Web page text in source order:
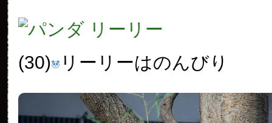
(30) リーリーはのんびり